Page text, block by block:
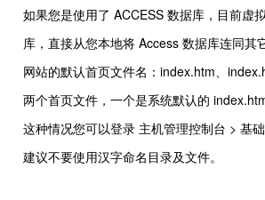
如果您是使用了 ACCESS 数据库，目前虚
库，直接从您本地将 Access 数据库连同其
网站的默认首页文件名：index.htm、
两个首页文件，一个是系统默认的
这种情况您可以登录 主机管理控制台 > 基
建议不要使用汉字命名目录及文件。